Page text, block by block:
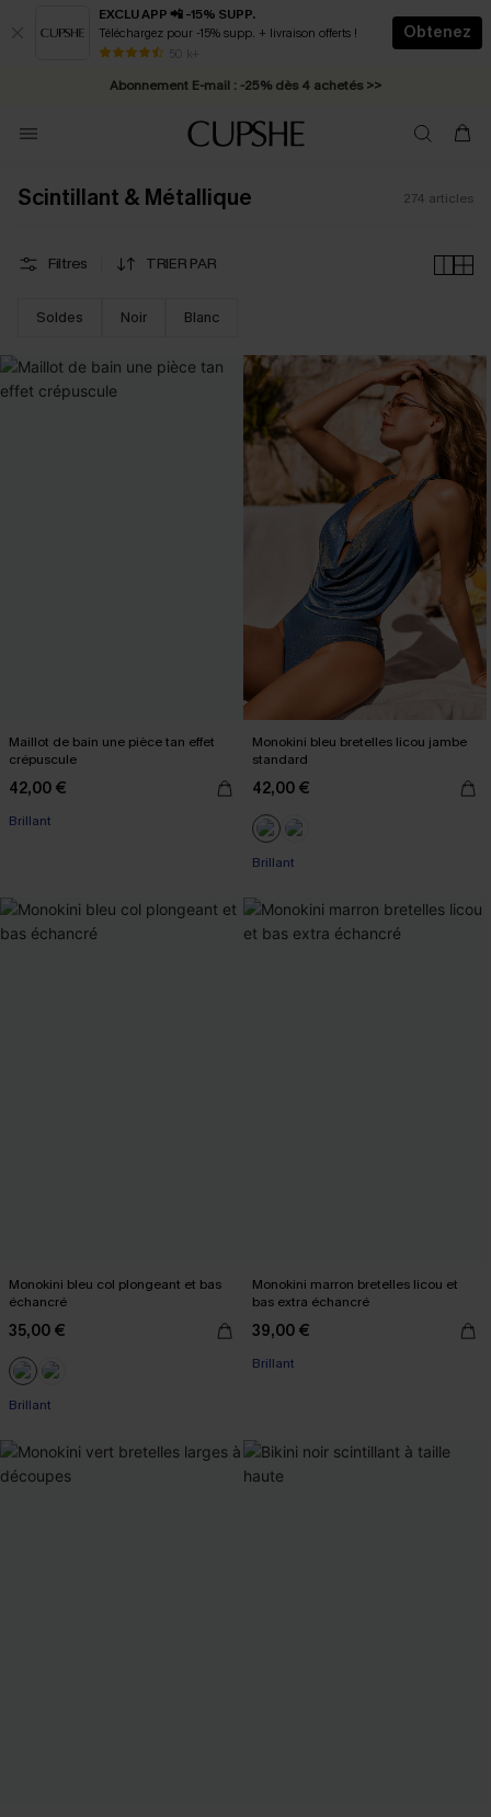
EXCLU APP 📲 -15% SUPP.
Téléchargez pour -15% supp. + livraison offerts !
50 k+
Obtenez
* Livraison éclair 2-3 jours ouvrés >>
Abonnement E-mail : -25% dès 4 achetés >>
Scintillant & Métallique 274 articles
Filtres TRIER PAR
Soldes Noir Blanc
Maillot de bain une pièce tan effet
crépuscule
42,00 €
Brillant
Monokini bleu bretelles licou jambe
standard
42,00 €
Brillant
Monokini bleu col plongeant et bas
échancré
35,00 €
Brillant
Monokini marron bretelles licou et
bas extra échancré
39,00 €
Brillant